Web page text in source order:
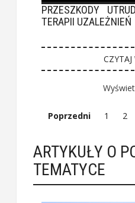
PRZESZKODY
TERAPII UZALEŻNIEŃ
CZYTAJ
Poprzedni 1 2
ARTYKUŁY O
TEMATYCE